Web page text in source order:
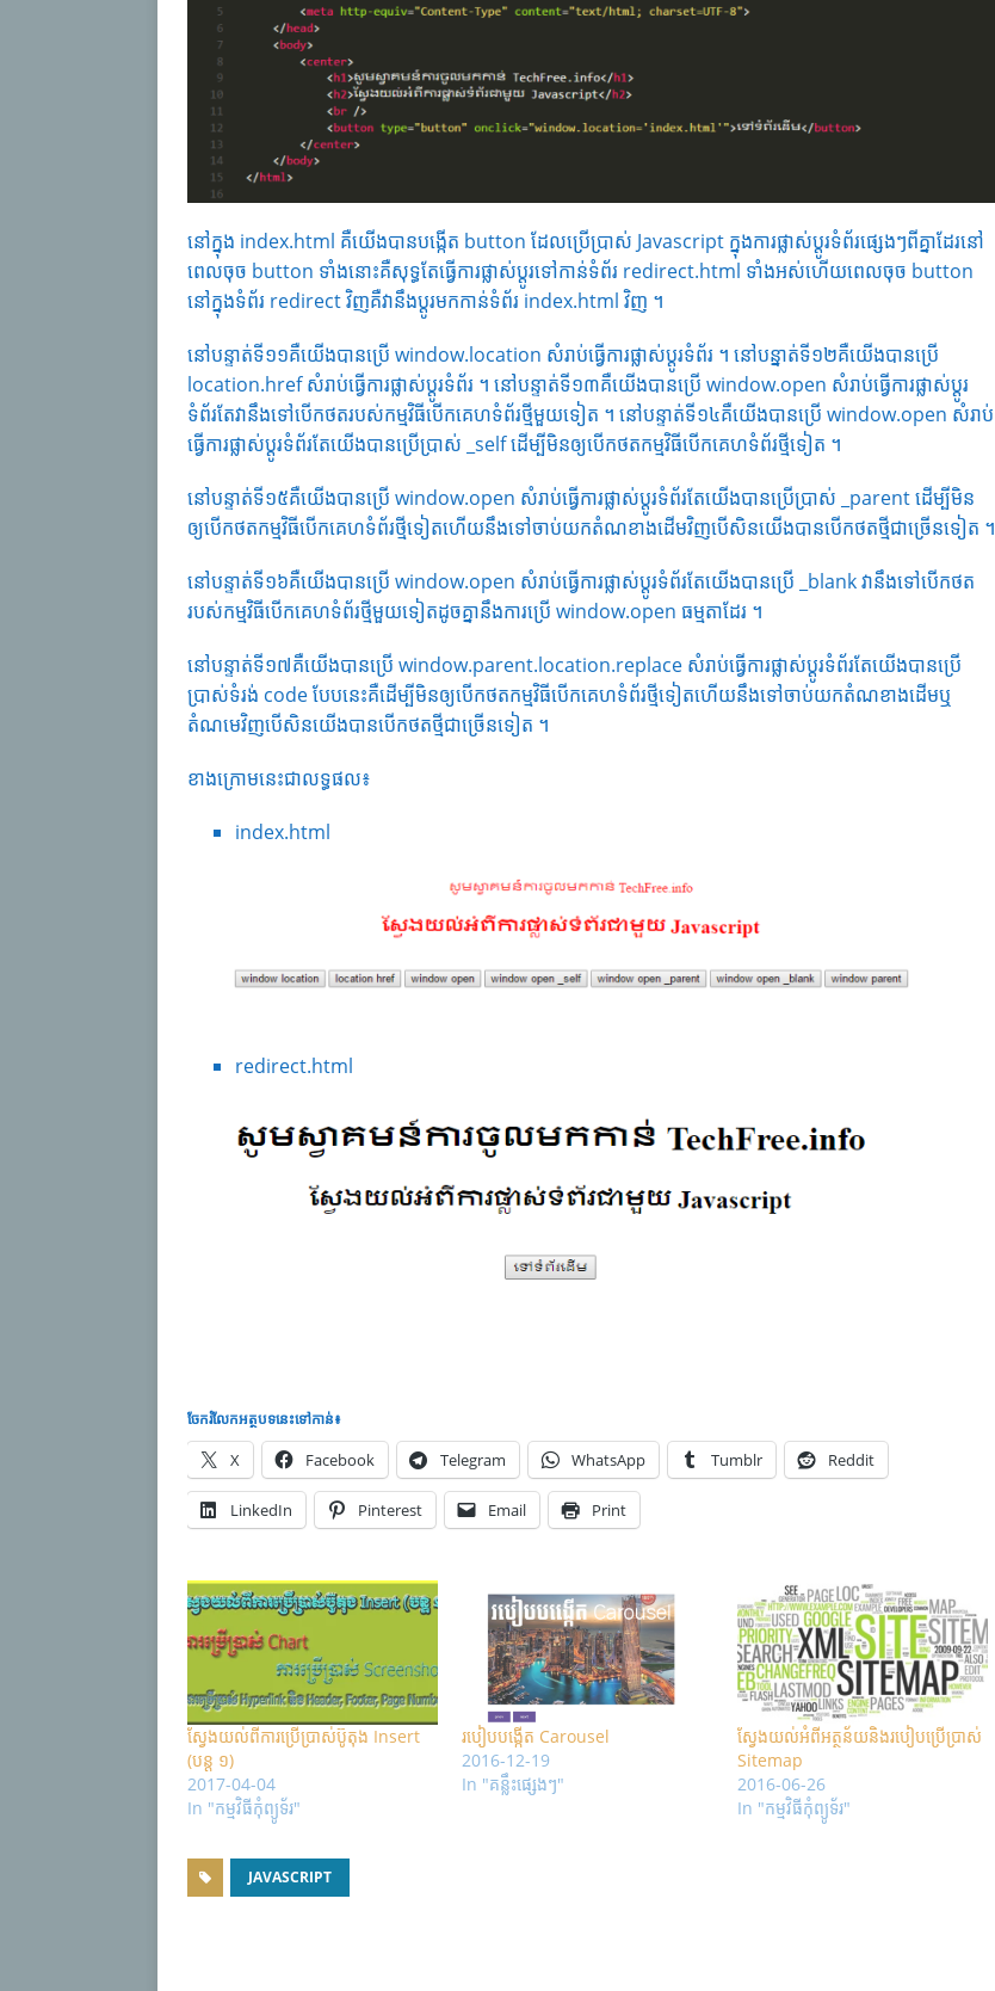
នៅក្នុង index.html គឺយើងបានបង្កើត button ដែលប្រើប្រាស់ Javascript ក្នុងការផ្លាស់ប្តូរទំព័រផ្សេងៗពីគ្នាដែរនៅ
ពេលចុច button ទាំងនោះគឺសុទ្ធតែធ្វើការផ្លាស់ប្តូរទៅកាន់ទំព័រ redirect.html ទាំងអស់ហើយពេលចុច button
នៅក្នុងទំព័រ redirect វិញគឺវានឹងប្តូរមកកាន់ទំព័រ index.html វិញ ។
នៅបន្ទាត់ទី១១គឺយើងបានប្រើ window.location សំរាប់ធ្វើការផ្លាស់ប្តូរទំព័រ ។ នៅបន្នាត់ទី១២គឺយើងបានប្រើ
location.href សំរាប់ធ្វើការផ្លាស់ប្តូរទំព័រ ។ នៅបន្ទាត់ទី១៣គឺយើងបានប្រើ window.open សំរាប់ធ្វើការផ្លាស់ប្តូរ
ទំព័រតែវានឹងទៅបើកថតរបស់កម្មវិធីបើកគេហទំព័រថ្មីមួយទៀត ។ នៅបន្ទាត់ទី១៤គឺយើងបានប្រើ window.open សំរាប់
ធ្វើការផ្លាស់ប្តូរទំព័រតែយើងបានប្រើប្រាស់ _self ដើម្បីមិនឲ្យបើកថតកម្មវិធីបើកគេហទំព័រថ្មីទៀត ។
នៅបន្ទាត់ទី១៥គឺយើងបានប្រើ window.open សំរាប់ធ្វើការផ្លាស់ប្តូរទំព័រតែយើងបានប្រើប្រាស់ _parent ដើម្បីមិន
ឲ្យបើកថតកម្មវិធីបើកគេហទំព័រថ្មីទៀតហើយនឹងទៅចាប់យកតំណខាងដើមវិញបើសិនយើងបានបើកថតថ្មីជាច្រើនទៀត ។
នៅបន្ទាត់ទី១៦គឺយើងបានប្រើ window.open សំរាប់ធ្វើការផ្លាស់ប្តូរទំព័រតែយើងបានប្រើ _blank វានឹងទៅបើកថត
របស់កម្មវិធីបើកគេហទំព័រថ្មីមួយទៀតដូចគ្នានឹងការប្រើ window.open ធម្មតាដែរ ។
នៅបន្ទាត់ទី១៧គឺយើងបានប្រើ window.parent.location.replace សំរាប់ធ្វើការផ្លាស់ប្តូរទំព័រតែយើងបានប្រើ
ប្រាស់ទំរង់ code បែបនេះគឺដើម្បីមិនឲ្យបើកថតកម្មវិធីបើកគេហទំព័រថ្មីទៀតហើយនឹងទៅចាប់យកតំណខាងដើមឬ
តំណមេវិញបើសិនយើងបានបើកថតថ្មីជាច្រើនទៀត ។
ខាងក្រោមនេះជាលទ្ធផល៖
index.html
redirect.html
ចែករំលែក​អត្ថបទនេះទៅកាន់៖
X Facebook Telegram WhatsApp Tumblr Reddit
LinkedIn Pinterest Email Print
ស្វែងយល់ពីការប្រើប្រាស់ប៊ូតុង Insert
(បន្ត ១)
2017-04-04
In "កម្មវិធីកុំព្យូទ័រ"
របៀបបង្កើត Carousel
2016-12-19
In "គន្លឹះផ្សេងៗ"
ស្វែង​យល់​​អំពី​អត្ថន័យ​​និង​របៀប​​ប្រើ​ប្រាស់​
Sitemap
2016-06-26
In "កម្មវិធីកុំព្យូទ័រ"
JAVASCRIPT